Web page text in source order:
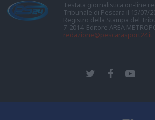
Testata giornalistica on-line
Tribunale di Pescara il 15/07/
Registro della Stampa del
7-2014. Editore AREA
redazione@pescarasport24.it